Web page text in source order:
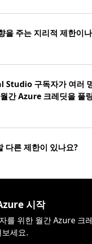
을 주는 지리적 제한이
Studio 구독자가 여러
간 Azure 크레딧을 풀
다른 제한이 있나요?
시작
를 위한 월간 Azure 크
세요.